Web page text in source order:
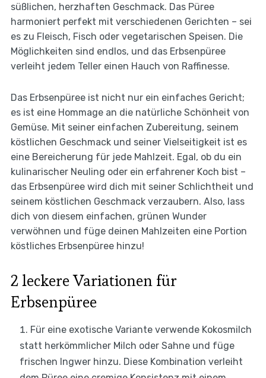
süßlichen, herzhaften Geschmack. Das Püree
harmoniert perfekt mit verschiedenen Gerichten – sei
es zu Fleisch, Fisch oder vegetarischen Speisen. Die
Möglichkeiten sind endlos, und das Erbsenpüree
verleiht jedem Teller einen Hauch von Raffinesse.
Das Erbsenpüree ist nicht nur ein einfaches Gericht;
es ist eine Hommage an die natürliche Schönheit von
Gemüse. Mit seiner einfachen Zubereitung, seinem
köstlichen Geschmack und seiner Vielseitigkeit ist es
eine Bereicherung für jede Mahlzeit. Egal, ob du ein
kulinarischer Neuling oder ein erfahrener Koch bist –
das Erbsenpüree wird dich mit seiner Schlichtheit und
seinem köstlichen Geschmack verzaubern. Also, lass
dich von diesem einfachen, grünen Wunder
verwöhnen und füge deinen Mahlzeiten eine Portion
köstliches Erbsenpüree hinzu!
2 leckere Variationen für
Erbsenpüree
Für eine exotische Variante verwende Kokosmilch
statt herkömmlicher Milch oder Sahne und füge
frischen Ingwer hinzu. Diese Kombination verleiht